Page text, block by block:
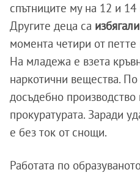
спътниците му на 12 и 14
Другите деца са
момента четири от
На младежа е взета
наркотични вещества.
досъдебно
прокуратурата. Заради
е без ток от снощи.
Работата по